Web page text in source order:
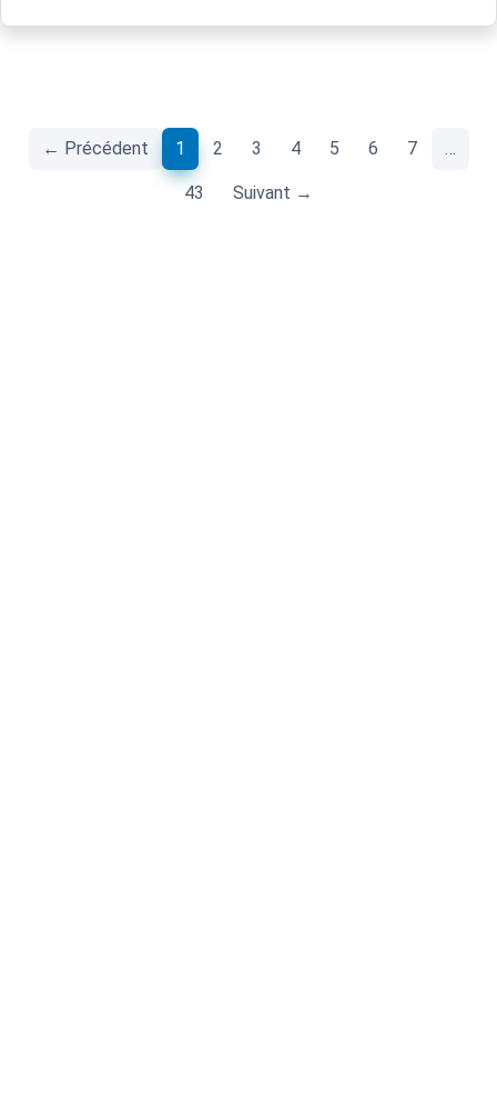
← Précédent 1 (current)
2 3 4 5 6 7 …
43 Suivant →